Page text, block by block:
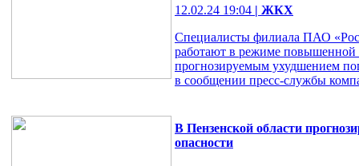
12.02.24 19:04 | ЖКХ
Специалисты филиала ПАО
работают в режиме повышенной
прогнозируемым ухудшением
в сообщении пресс-службы
В Пензенской области
опасности